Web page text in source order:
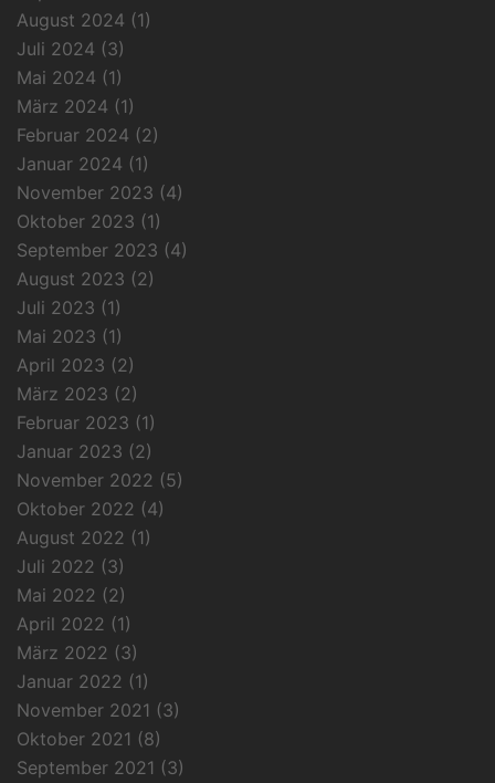
August 2024 (1)
Juli 2024 (3)
Mai 2024 (1)
März 2024 (1)
Februar 2024 (2)
Januar 2024 (1)
November 2023 (4)
Oktober 2023 (1)
September 2023 (4)
August 2023 (2)
Juli 2023 (1)
Mai 2023 (1)
April 2023 (2)
März 2023 (2)
Februar 2023 (1)
Januar 2023 (2)
November 2022 (5)
Oktober 2022 (4)
August 2022 (1)
Juli 2022 (3)
Mai 2022 (2)
April 2022 (1)
März 2022 (3)
Januar 2022 (1)
November 2021 (3)
Oktober 2021 (8)
September 2021 (3)